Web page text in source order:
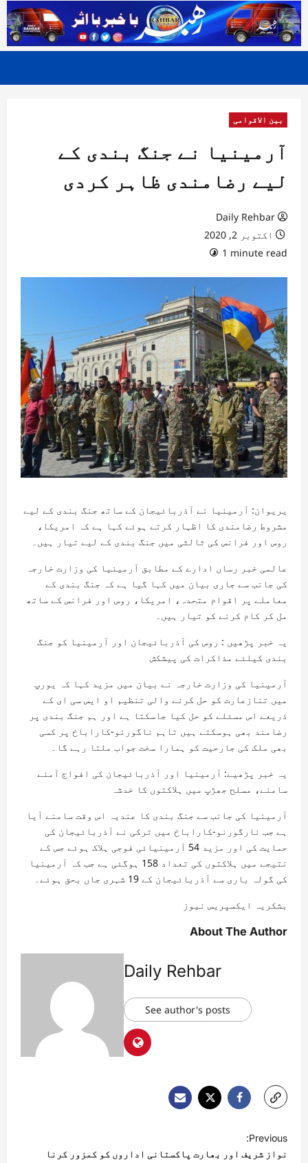
بین الاقوامی
آرمینیا نے جنگ بندی کے
لیے رضامندی ظاہر کردی
Daily Rehbar
اکتوبر 2, 2020
1 minute read
یریوان: آرمینیا نے آذربائیجان کے ساتھ جنگ ​​بندی کے لیے
مشروط رضامندی کا اظہار کرتے ہوئے کہا ہے کہ امریکا،
روس اور فرانس کی ثالثی میں جنگ بندی کے لیے تیار ہیں۔
عالمی خبر رساں ادارے کے مطابق آرمینیا کی وزارت خارجہ
کی جانب سے جاری بیان میں کہا گیا ہے کہ جنگ بندی کے
معاملے پر اقوام متحدہ، امریکا، روس اور فرانس کے ساتھ
مل کر کام کرنے کو تیار ہیں۔
یہ خبر پڑھیں : روس کی آذربائیجان اور آرمینیا کو جنگ
بندی کیلئے مذاکرات کی پیشکش
آرمینیا کی وزارت خارجہ نے بیان میں مزید کہا کہ یورپ
میں تنازعارت کو حل کرنے والی تنظیم او ایس سی ای کے
ذریعے اس مسئلے کو حل کیا جاسکتا ہے اور ہم جنگ بندی پر
رضامند بھی ہوسکتے ہیں تاہم ناگورنو-کاراباخ پر کسی
بھی ملک کی جارحیت کو ہمارا سخت جواب ملتا رہے گا۔
یہ خبر پڑھیے: آرمينيا اور آذربائيجان کی افواج آمنے
سامنے، مسلح جھڑپ میں ہلاکتوں کا خدشہ
آرمینیا کی جانب سے جنگ بندی کا عندیہ اس وقت سامنے آیا
ہے جب نارگورنو-کاراباخ میں ترکی نے آذربائیجان کی
حمایت کی اور مزید 54 آرمینیائی فوجی ہلاک ہوئے جس کے
نتیجے میں ہلاکتوں کی تعداد 158 ہوگئی ہے جب کہ آرمینیا
کی گولہ باری سے آذربائیجان کے 19 شہری جاں بحق ہوئے۔
بشکریہ ایکسپریس نیوز
About The Author
Daily Rehbar
See author's posts
Previous:
نواز شریف اور بھارت پاکستانی اداروں کو کمزور کرنا